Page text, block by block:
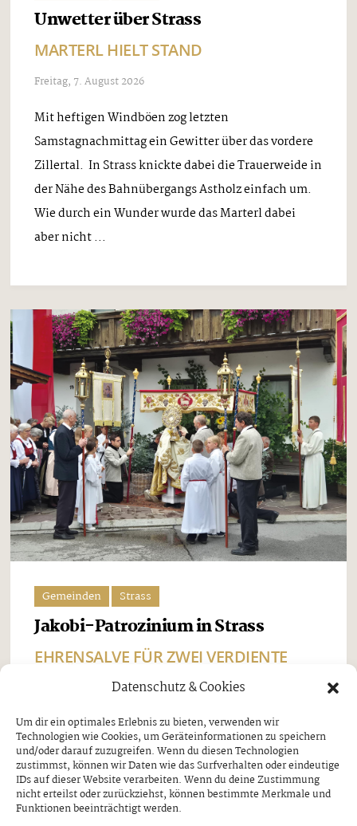
Datenschutz & Cookies
Um dir ein optimales Erlebnis zu bieten, verwenden wir
Technologien wie Cookies, um Geräteinformationen zu speichern
und/oder darauf zuzugreifen. Wenn du diesen Technologien
zustimmst, können wir Daten wie das Surfverhalten oder eindeutige
IDs auf dieser Website verarbeiten. Wenn du deine Zustimmung
nicht erteilst oder zurückziehst, können bestimmte Merkmale und
Funktionen beeinträchtigt werden.
Unwetter über Strass
MARTERL HIELT STAND
Freitag, 7. August 2026
Mit heftigen Windböen zog letzten
Samstagnachmittag ein Gewitter über das vordere
Zillertal. In Strass knickte dabei die Trauerweide in
der Nähe des Bahnübergangs Astholz einfach um.
Wie durch ein Wunder wurde das Marterl dabei
aber nicht ...
Gemeinden Strass
Jakobi-Patrozinium in Strass
EHRENSALVE FÜR ZWEI VERDIENTE
Beim Jakobi-Patrozinium am Sonntag, dem 26. Juli,
stand Strass im Zillertal ganz im Zeichen seines
Pfarrpatrons, des heiligen Jakobus. Nach dem
feierlichen Festgottesdienst und der traditionellen